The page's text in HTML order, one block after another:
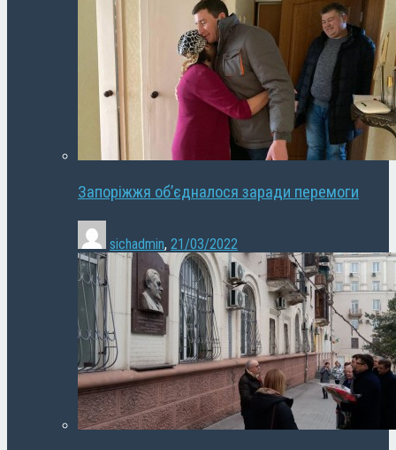
Запоріжжя об’єдналося заради перемоги
sichadmin, 21/03/2022